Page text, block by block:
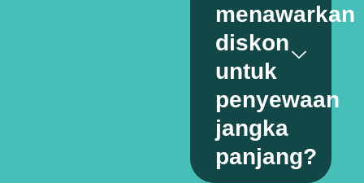
menawarkan
diskon
untuk
penyewaan
jangka
panjang?